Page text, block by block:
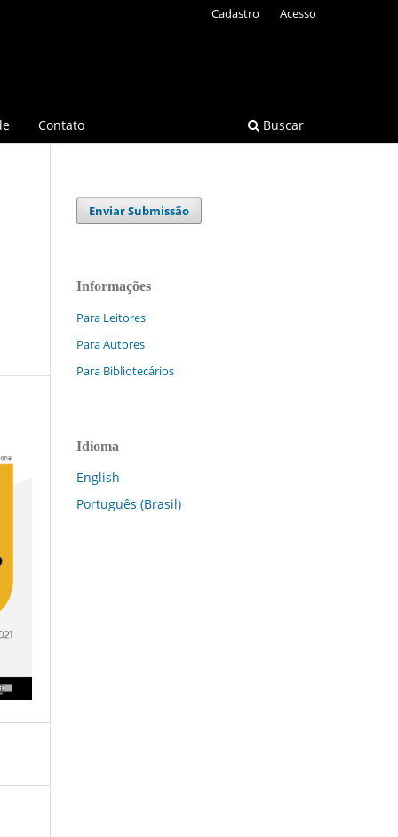
Contato Buscar
Cadastro Acesso
Enviar Submissão
Informações
Para Leitores
Para Autores
Para Bibliotecários
Idioma
English
Português (Brasil)